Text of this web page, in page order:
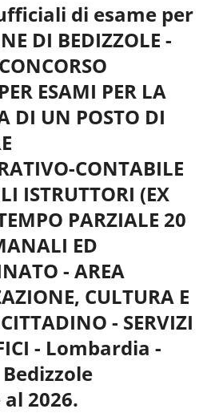
di esame per
DI BEDIZZOLE -
ESAMI PER LA
DI UN POSTO DI
CONTABILE
ISTRUTTORI (EX
PARZIALE 20
ED
- AREA
CULTURA E
- SERVIZI
- Lombardia -
2026.